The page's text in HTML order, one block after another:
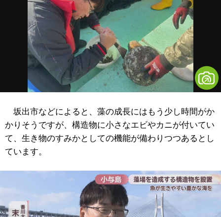
坂出市などによると、藻の成長にはもう少し時間がか
かりそうですが、構造物に小さなエビやカニが付いてい
て、生き物のすみかとしての機能が備わりつつあるとし
ています。